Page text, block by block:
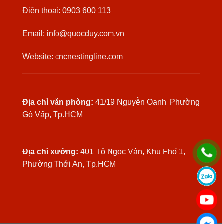
Điện thoại: 0903 600 113
Email: info@quocduy.com.vn
Website: cncnestingline.com
Địa chỉ văn phòng: 41/19 Nguyễn Oanh, Phường
Gò Vấp, Tp.HCM
Địa chỉ xưởng: 401 Tô Ngọc Vân, Khu Phố 1,
Phường Thới An, Tp.HCM